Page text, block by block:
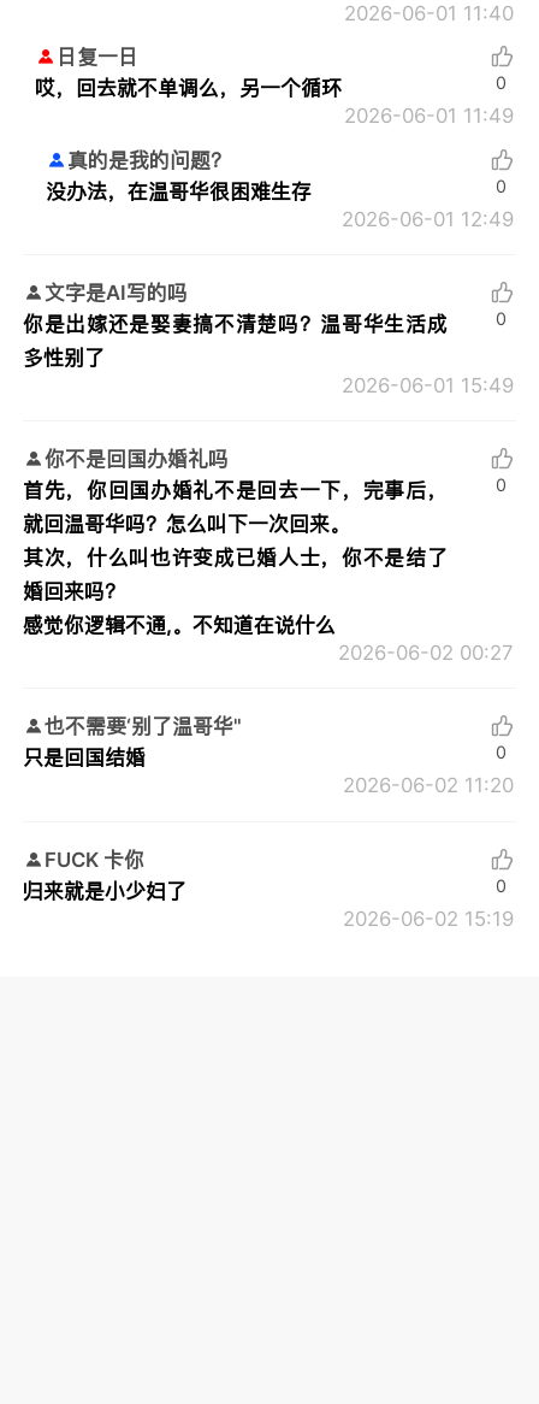
2026-06-01 11:40
日复一日
哎，回去就不单调么，另一个循环
2026-06-01 11:49
0
真的是我的问题？
没办法，在温哥华很困难生存
2026-06-01 12:49
0
文字是AI写的吗
你是出嫁还是娶妻搞不清楚吗？温哥华生活成
多性别了
2026-06-01 15:49
0
你不是回国办婚礼吗
首先，你回国办婚礼不是回去一下，完事后，
就回温哥华吗？怎么叫下一次回来。
其次，什么叫也许变成已婚人士，你不是结了
婚回来吗？
感觉你逻辑不通,。不知道在说什么
2026-06-02 00:27
0
也不需要‘别了温哥华"
只是回国结婚
2026-06-02 11:20
0
FUCK 卡你
归来就是小少妇了
2026-06-02 15:19
0